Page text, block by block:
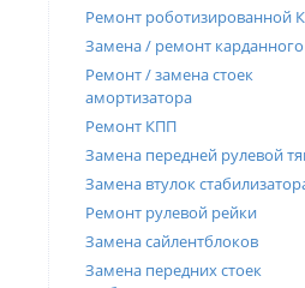
Ремонт роботизированной
Замена / ремонт карданного
Ремонт / замена стоек
амортизатора
Ремонт КПП
Замена передней рулевой
Замена втулок
Ремонт рулевой рейки
Замена сайлентблоков
Замена передних стоек